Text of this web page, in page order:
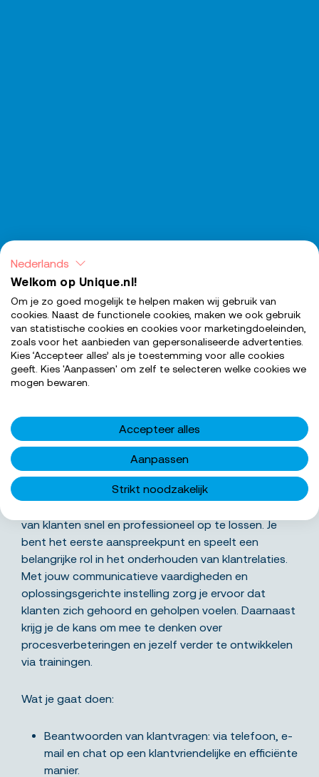
SOLLICITEER NU
Wat ga je precies doen
Als klantenservice medewerker draag je bij aan een
van klanten snel en professioneel op te lossen. Je
bent het eerste aanspreekpunt en speelt een
belangrijke rol in het onderhouden van klantrelaties.
Met jouw communicatieve vaardigheden en
oplossingsgerichte instelling zorg je ervoor dat
klanten zich gehoord en geholpen voelen. Daarnaast
krijg je de kans om mee te denken over
procesverbeteringen en jezelf verder te ontwikkelen
via trainingen.
Wat je gaat doen:
Beantwoorden van klantvragen: via telefoon, e-
mail en chat op een klantvriendelijke en efficiënte
manier.
Nederlands
Welkom op Unique.nl!
Om je zo goed mogelijk te helpen maken wij gebruik van
cookies. Naast de functionele cookies, maken we ook gebruik
van statistische cookies en cookies voor marketingdoeleinden,
zoals voor het aanbieden van gepersonaliseerde advertenties.
Kies ‘Accepteer alles’ als je toestemming voor alle cookies
geeft. Kies 'Aanpassen' om zelf te selecteren welke cookies we
mogen bewaren.
Accepteer alles
Aanpassen
Strikt noodzakelijk